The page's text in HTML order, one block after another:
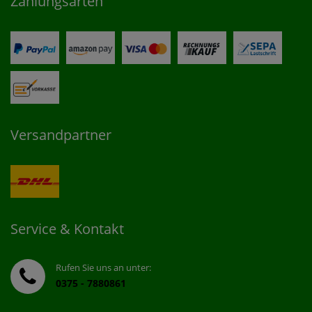
Versandpartner
Service & Kontakt
Rufen Sie uns an unter:
0375 - 7880861